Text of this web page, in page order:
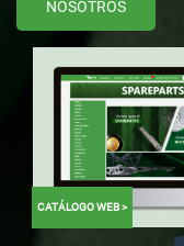
NOSOTROS
CATÁLOGO WEB >